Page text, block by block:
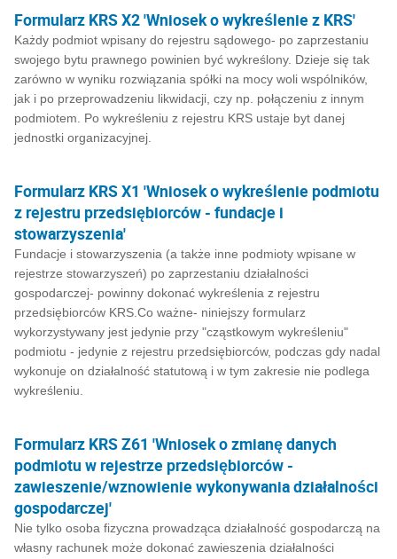
Formularz KRS X2 'Wniosek o wykreślenie z KRS'
Każdy podmiot wpisany do rejestru sądowego- po zaprzestaniu
swojego bytu prawnego powinien być wykreślony. Dzieje się tak
zarówno w wyniku rozwiązania spółki na mocy woli wspólników,
jak i po przeprowadzeniu likwidacji, czy np. połączeniu z innym
podmiotem. Po wykreśleniu z rejestru KRS ustaje byt danej
jednostki organizacyjnej.
Formularz KRS X1 'Wniosek o wykreślenie podmiotu
z rejestru przedsiębiorców - fundacje i
stowarzyszenia'
Fundacje i stowarzyszenia (a także inne podmioty wpisane w
rejestrze stowarzyszeń) po zaprzestaniu działalności
gospodarczej- powinny dokonać wykreślenia z rejestru
przedsiębiorców KRS.Co ważne- niniejszy formularz
wykorzystywany jest jedynie przy "cząstkowym wykreśleniu"
podmiotu - jedynie z rejestru przedsiębiorców, podczas gdy nadal
wykonuje on działalność statutową i w tym zakresie nie podlega
wykreśleniu.
Formularz KRS Z61 'Wniosek o zmianę danych
podmiotu w rejestrze przedsiębiorców -
zawieszenie/wznowienie wykonywania działalności
gospodarczej'
Nie tylko osoba fizyczna prowadząca działalność gospodarczą na
własny rachunek może dokonać zawieszenia działalności